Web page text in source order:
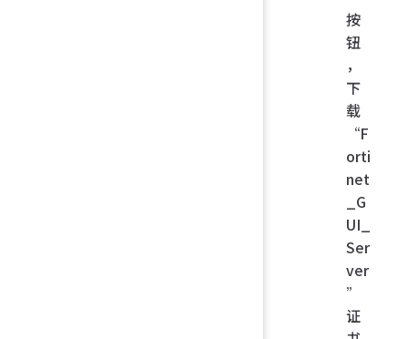
按
钮
，
下
载
“F
orti
net
_G
UI_
Ser
ver
”
证